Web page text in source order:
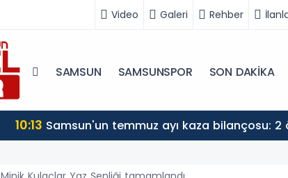
Video Galeri Rehber
SAMSUN SAMSUNSPOR SON DAKİKA
10:13 Samsun'un temmuz ayı kaza bilançosu: 2